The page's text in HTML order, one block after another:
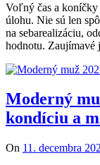
Voľný čas a koníčky
úlohu. Nie sú len
na sebarealizáciu,
hodnotu.
Moderný
kondíciu a
On 11. decembra